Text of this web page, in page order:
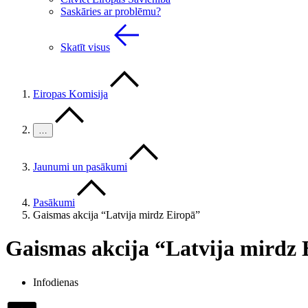
Saskāries ar problēmu?
Skatīt visus
Eiropas Komisija
…
Jaunumi un pasākumi
Pasākumi
Gaismas akcija “Latvija mirdz Eiropā”
Gaismas akcija “Latvija mirdz
Infodienas